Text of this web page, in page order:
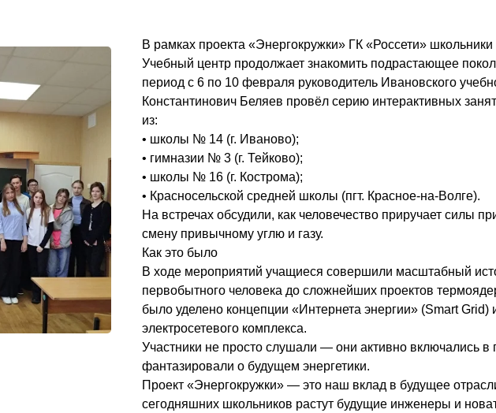
В рамках проекта «Энергокружки» ГК «Россети» школьники
Учебный центр продолжает знакомить подрастающее
период с 6 по 10 февраля руководитель Ивановского
Константинович Беляев провёл серию интерактивных
из:
• школы № 14 (г. Иваново);
• гимназии № 3 (г. Тейково);
• школы № 16 (г. Кострома);
• Красносельской средней школы (пгт. Красное-на-Волге).
На встречах обсудили, как человечество приручает силы
смену привычному углю и газу.
Как это было
В ходе мероприятий учащиеся совершили масштабный
первобытного человека до сложнейших проектов
было уделено концепции «Интернета энергии» (Smart
электросетевого комплекса.
Участники не просто слушали — они активно включались в
фантазировали о будущем энергетики.
Проект «Энергокружки» — это наш вклад в будущее
сегодняшних школьников растут будущие инженеры и